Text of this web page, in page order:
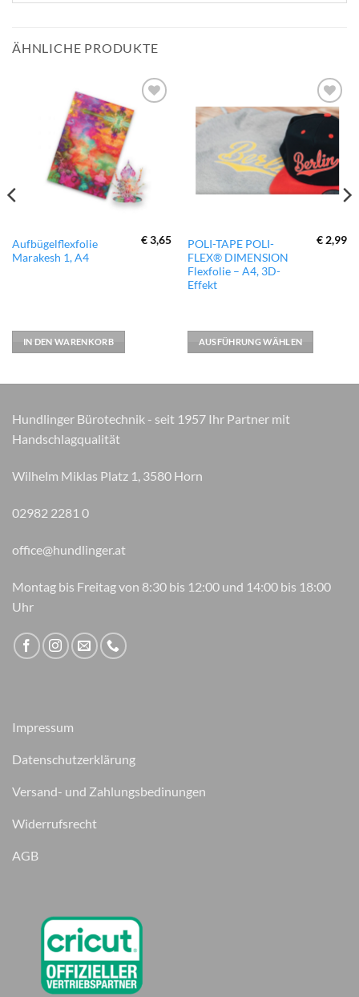
ÄHNLICHE PRODUKTE
zur
Wunschliste
hinzufügen
Aufbügelflexfolie
Marakesh 1, A4
€3,65
IN DEN WARENKORB
zur
Wunschliste
hinzufügen
POLI-TAPE POLI-
FLEX® DIMENSION
Flexfolie – A4, 3D-
Effekt
€ 2,99
AUSFÜHRUNG WÄHLEN
Dieses
Produkt
weist
mehrere
Die
Produktseite
Hundlinger Bürotechnik - seit 1957 Ihr Partner mit
Handschlagqualität
Wilhelm Miklas Platz 1, 3580 Horn
02982 2281 0
office@hundlinger.at
Montag bis Freitag von 8:30 bis 12:00 und 14:00 bis 18:00
Uhr
Impressum
Datenschutzerklärung
Versand- und Zahlungsbedinungen
Widerrufsrecht
AGB